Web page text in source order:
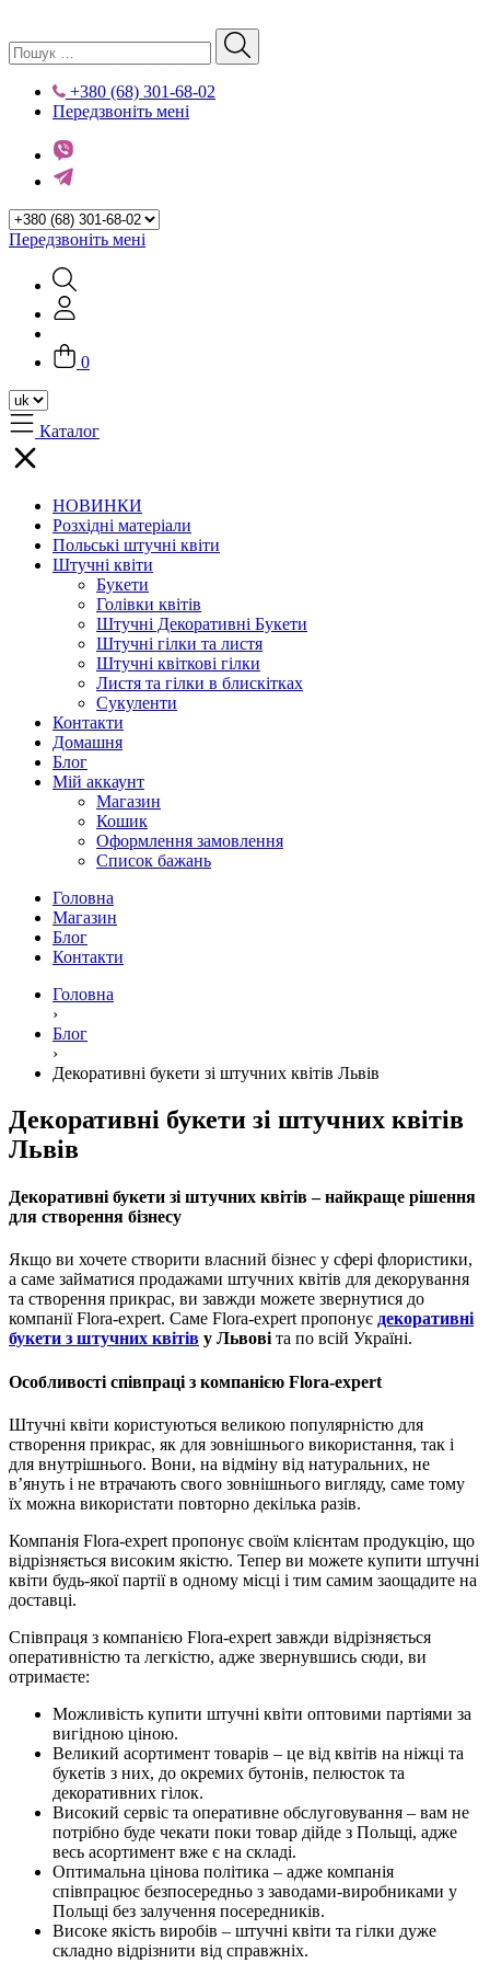
+380 (68) 301-68-02
Передзвоніть мені
Передзвоніть мені
0
Каталог
НОВИНКИ
Розхідні матеріали
Польські штучні квіти
Штучні квіти
Букети
Голівки квітів
Штучні Декоративні Букети
Штучні гілки та листя
Штучні квіткові гілки
Листя та гілки в блискітках
Сукуленти
Контакти
Домашня
Блог
Мій аккаунт
Магазин
Кошик
Оформлення замовлення
Список бажань
Головна
Магазин
Блог
Контакти
Головна
›
Блог
›
Декоративні букети зі штучних квітів Львів
Декоративні букети зі штучних квітів
Львів
Декоративні букети зі штучних квітів – найкраще рішення
для створення бізнесу
Якщо ви хочете створити власний бізнес у сфері флористики,
а саме займатися продажами штучних квітів для декорування
та створення прикрас, ви завжди можете звернутися до
компанії Flora-expert. Саме Flora-expert пропонує декоративні
букети з штучних квітів у Львовіта по всій Україні.
Особливості співпраці з компанією Flora-expert
Штучні квіти користуються великою популярністю для
створення прикрас, як для зовнішнього використання, так і
для внутрішнього. Вони, на відміну від натуральних, не
в’януть і не втрачають свого зовнішнього вигляду, саме тому
їх можна використати повторно декілька разів.
Компанія Flora-expert пропонує своїм клієнтам продукцію, що
відрізняється високим якістю. Тепер ви можете купити штучні
квіти будь-якої партії в одному місці і тим самим заощадите на
доставці.
Співпраця з компанією Flora-expert завжди відрізняється
оперативністю та легкістю, адже звернувшись сюди, ви
отримаєте:
Можливість купити штучні квіти оптовими партіями за
вигідною ціною.
Великий асортимент товарів – це від квітів на ніжці та
букетів з них, до окремих бутонів, пелюсток та
декоративних гілок.
Високий сервіс та оперативне обслуговування – вам не
потрібно буде чекати поки товар дійде з Польщі, адже
весь асортимент вже є на складі.
Оптимальна цінова політика – адже компанія
співпрацює безпосередньо з заводами-виробниками у
Польщі без залучення посередників.
Високе якість виробів – штучні квіти та гілки дуже
складно відрізнити від справжніх.